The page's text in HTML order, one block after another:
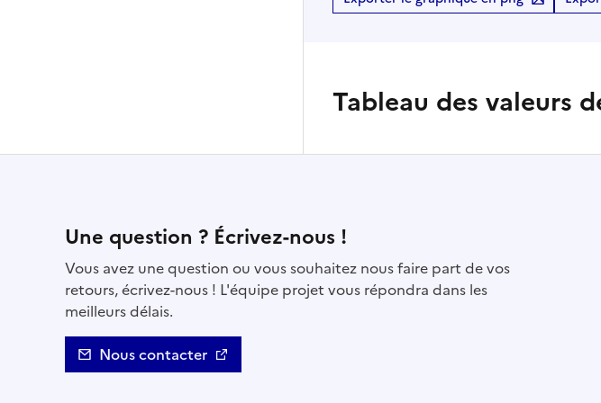
Tableau des valeurs
ContactUne question ? Écrivez-nous !
Vous avez une question ou vous souhaitez nous faire part de vos
retours, écrivez-nous ! L'équipe projet vous répondra dans les
meilleurs délais.
Nous contacter